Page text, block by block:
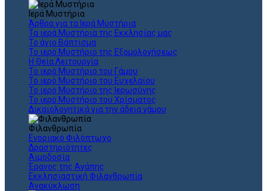
Ιερά Μυστήρια
Άρθρα για τα Ιερά Μυστήρια
Τα ιερά Μυστήρια της Εκκλησίας μας
Το άγιο Βάπτισμα
Το ιερό Μυστήριο της Εξομολογήσεως
Η Θεία Λειτουργία
Το ιερό Μυστήριο του Γάμου
Το ιερό Μυστήριο του Ευχελαίου
Το ιερό Μυστήριο της Ιερωσύνης
Το ιερό Μυστήριο του Χρίσματος
Δικαιολογητικά για την άδεια γάμου
Φιλανθρωπία
Ενοριακό Φιλόπτωχο
Δραστηριότητες
Αιμοδοσία
Έρανος της Αγάπης
Εκκλησιαστική Φιλανθρωπία
Ανακύκλωση